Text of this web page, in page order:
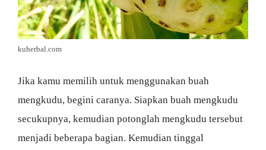
kuherbal.com
Jika kamu memilih untuk menggunakan buah
mengkudu, begini caranya. Siapkan buah mengkudu
secukupnya, kemudian potonglah mengkudu tersebut
menjadi beberapa bagian. Kemudian tinggal